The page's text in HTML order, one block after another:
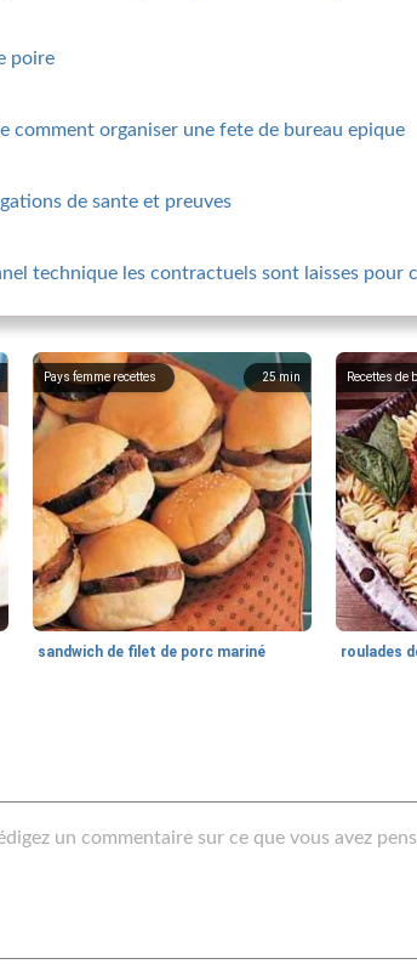
poire
comment organiser une fete de bureau epique
de sante et preuves
technique les contractuels sont laisses pour
25min
Pays femme recettes
sandwich de filet de porc mariné
Recettes de
roulades